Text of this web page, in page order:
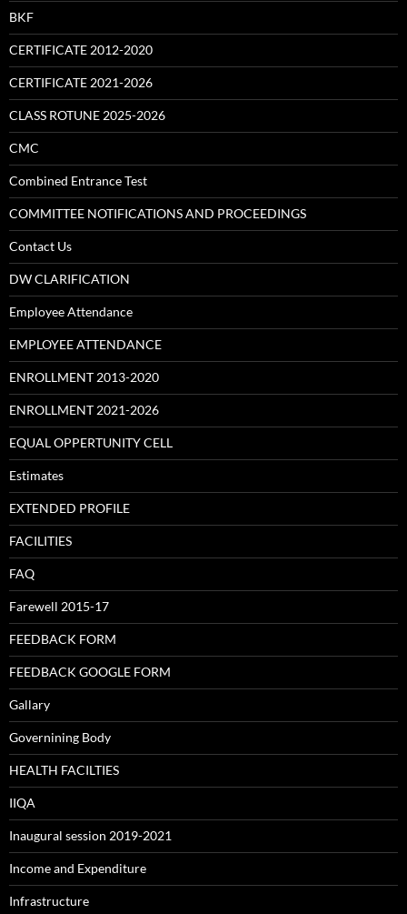
BKF
CERTIFICATE 2012-2020
CERTIFICATE 2021-2026
CLASS ROTUNE 2025-2026
CMC
Combined Entrance Test
COMMITTEE NOTIFICATIONS AND PROCEEDINGS
Contact Us
DW CLARIFICATION
Employee Attendance
EMPLOYEE ATTENDANCE
ENROLLMENT 2013-2020
ENROLLMENT 2021-2026
EQUAL OPPERTUNITY CELL
Estimates
EXTENDED PROFILE
FACILITIES
FAQ
Farewell 2015-17
FEEDBACK FORM
FEEDBACK GOOGLE FORM
Gallary
Governining Body
HEALTH FACILTIES
IIQA
Inaugural session 2019-2021
Income and Expenditure
Infrastructure